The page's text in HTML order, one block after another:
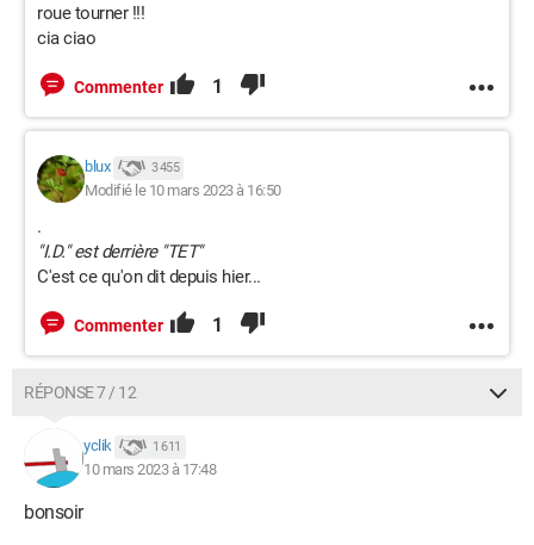
roue tourner !!!
cia ciao
Commenter 1
blux 3 455
Modifié le 10 mars 2023 à 16:50
.
"I.D." est derrière "TET"
C'est ce qu'on dit depuis hier...
Commenter 1
RÉPONSE 7 / 12
yclik 1 611
10 mars 2023 à 17:48
bonsoir